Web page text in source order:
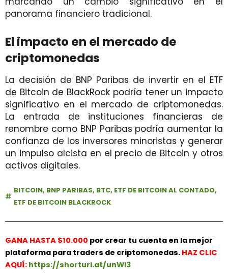
panorama financiero tradicional.
El impacto en el mercado de
criptomonedas
La decisión de BNP Paribas de invertir en el ETF
de Bitcoin de BlackRock podría tener un impacto
significativo en el mercado de criptomonedas.
La entrada de instituciones financieras de
renombre como BNP Paribas podría aumentar la
confianza de los inversores minoristas y generar
un impulso alcista en el precio de Bitcoin y otros
activos digitales.
BITCOIN, BNP PARIBAS, BTC, ETF DE BITCOIN AL CONTADO,
ETF DE BITCOIN BLACKROCK
GANA HASTA $10.000 por crear tu cuenta en la mejor
plataforma para traders de criptomonedas. HAZ CLIC
AQUÍ: https://shorturl.at/unWl3